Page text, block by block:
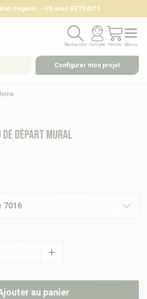
magasin : –5% avec RETRAIT5
Recherche
Recherche
Compte
Compte
Panier
Panier
Menu
Menu
Configurer mon projet
de départ mural
7016
au panier